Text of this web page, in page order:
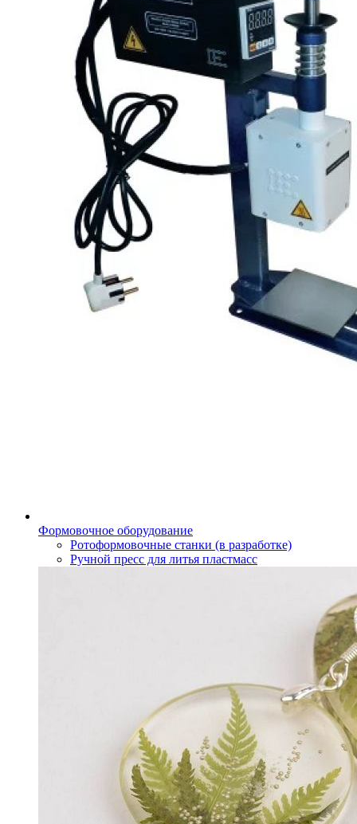
Формовочное оборудование
Ротоформовочные станки (в разработке)
Ручной пресс для литья пластмасс